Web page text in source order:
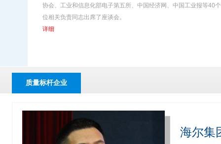
协会、工业和信息化部电子第五所、中国经济网、中国工业报等40
位相关负责同志出席了座谈会。
详细
质量标杆企业
海尔集